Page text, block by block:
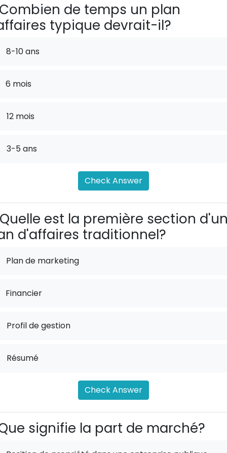
Combien de temps un plan
typique devrait-il?
8-10 ans
6 mois
12 mois
3-5 ans
Check Answer
Quelle est la première section
d'affaires traditionnel?
Plan de marketing
Financier
Profil de gestion
Résumé
Check Answer
signifie la part de marché?